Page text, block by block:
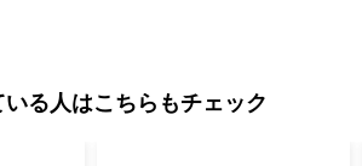
る人はこちらもチェック